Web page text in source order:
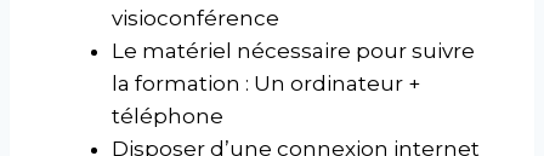
visioconférence
Le matériel nécessaire pour suivre
la formation : Un ordinateur +
téléphone
Disposer d’une connexion internet